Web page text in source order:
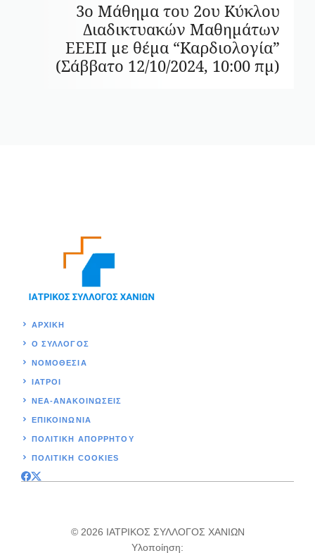
3o Μάθημα του 2ου Κύκλου
Διαδικτυακών Μαθημάτων
ΕΕΕΠ με θέμα “Καρδιολογία”
(Σάββατο 12/10/2024, 10:00 πμ)
ΑΡΧΙΚΉ
Ο ΣΥΛΛΟΓΟΣ
ΝΟΜΟΘΕΣΊΑ
ΙΑΤΡΟΙ
ΝΕΑ-ΑΝΑΚΟΙΝΩΣΕΙΣ
ΕΠΙΚΟΙΝΩΝΊΑ
ΠΟΛΙΤΙΚΉ ΑΠΟΡΡΗΤΟΥ
ΠΟΛΙΤΙΚΗ COOKIES
© 2026 ΙΑΤΡΙΚΟΣ ΣΥΛΛΟΓΟΣ ΧΑΝΙΩΝ
Υλοποίηση: